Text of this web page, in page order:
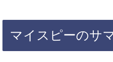
マイスピーのサ